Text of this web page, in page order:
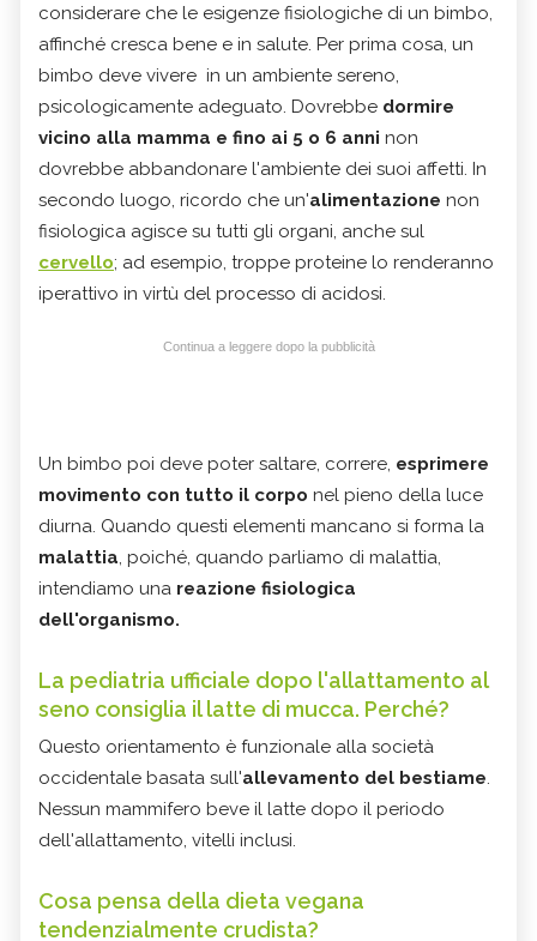
considerare che le esigenze fisiologiche di un bimbo,
affinché cresca bene e in salute. Per prima cosa, un
bimbo deve vivere in un ambiente sereno,
psicologicamente adeguato. Dovrebbe dormire
vicino alla mamma e fino ai 5 o 6 anni non
dovrebbe abbandonare l'ambiente dei suoi affetti. In
secondo luogo, ricordo che un'alimentazione non
fisiologica agisce su tutti gli organi, anche sul
cervello; ad esempio, troppe proteine lo renderanno
iperattivo in virtù del processo di acidosi.
Continua a leggere dopo la pubblicità
Un bimbo poi deve poter saltare, correre, esprimere
movimento con tutto il corpo nel pieno della luce
diurna. Quando questi elementi mancano si forma la
malattia, poiché, quando parliamo di malattia,
intendiamo una reazione fisiologica
dell'organismo.
La pediatria ufficiale dopo l'allattamento al
seno consiglia il latte di mucca. Perché?
Questo orientamento è funzionale alla società
occidentale basata sull'allevamento del bestiame.
Nessun mammifero beve il latte dopo il periodo
dell'allattamento, vitelli inclusi.
Cosa pensa della dieta vegana
tendenzialmente crudista?